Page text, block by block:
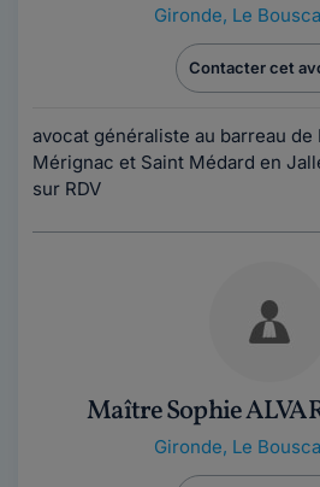
Gironde, Le
Contacter cet
avocat généraliste au barreau
Mérignac et Saint Médard en
sur RDV
Maître Sophie
Gironde, Le